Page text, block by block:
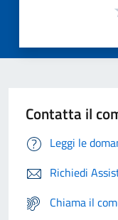
Contatta il
Leggi le
Richiedi
Chiama il